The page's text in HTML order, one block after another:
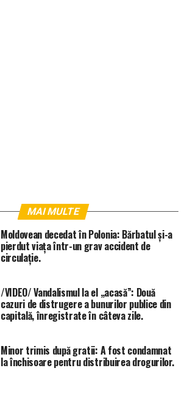
MAI MULTE
Moldovean decedat în Polonia: Bărbatul și-a
pierdut viața într-un grav accident de
circulație.
/VIDEO/ Vandalismul la el „acasă”: Două
cazuri de distrugere a bunurilor publice din
capitală, înregistrate în câteva zile.
Minor trimis după gratii: A fost condamnat
la închisoare pentru distribuirea drogurilor.